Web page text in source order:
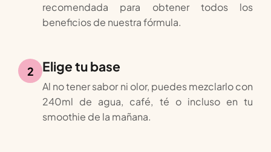
recomendada para obtener todos los
beneficios de nuestra fórmula.
2 Elige tu base
Al no tener sabor ni olor, puedes mezclarlo con
240ml de agua, café, té o incluso en tu
smoothie de la mañana.